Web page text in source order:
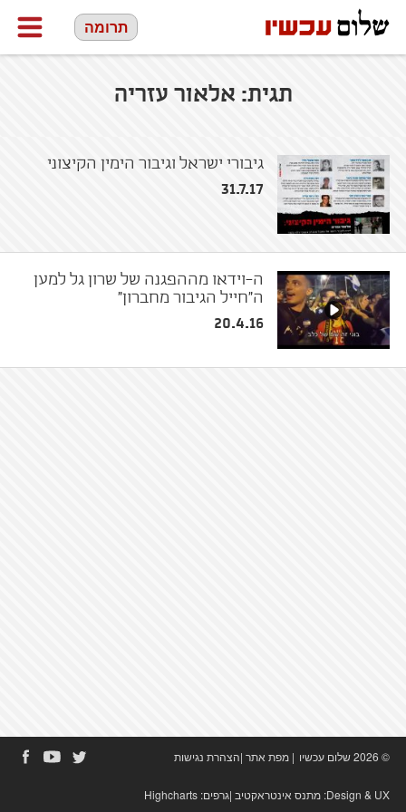
תרומה
תגית: אלאור עזריה
גיבורי ישראל וגיבור הימין הקיצוני
31.7.17
ה-וידאו מההפגנה של שרון גל למען
ה״חייל הגיבור מחברון״
20.4.16
© 2026 שלום עכשיו | מפת אתר|הצהרת נגישות
Design & UX: מתנס אינטראקטיב|גרפים: Highcharts